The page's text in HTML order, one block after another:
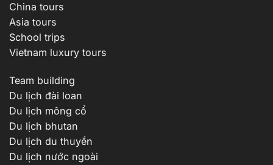
China tours
Asia tours
School trips
Vietnam luxury tours
Team building
Du lịch đài loan
Du lịch mông cổ
Du lịch bhutan
Du lịch du thuyền
Du lịch nước ngoài